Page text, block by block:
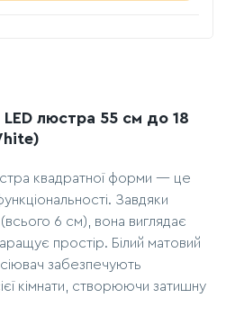
люстра 55 см до 18
квадратної форми — це
Завдяки
(всього 6 см), вона виглядає
простір. Білий матовий
забезпечують
кімнати, створюючи затишну